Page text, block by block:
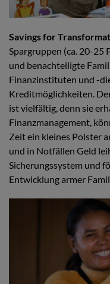
Savings for
Spargruppen (ca. 20-25
und benachteiligte
Finanzinstituten und -
Kreditmöglichkeiten.
ist vielfältig, denn sie
Finanzmanagement,
Zeit ein kleines Polster
und in Notfällen Geld
Sicherungssystem und
Entwicklung armer